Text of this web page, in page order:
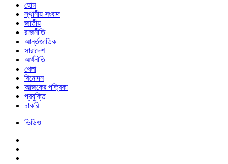
হোম
স্থানীয় সংবাদ
জাতীয়
রাজনীতি
আর্ন্তজাতিক
সারাদেশ
অর্থনীতি
খেলা
বিনোদন
আজকের পত্রিকা
প্রযুক্তি
চাকরি
ভিডিও